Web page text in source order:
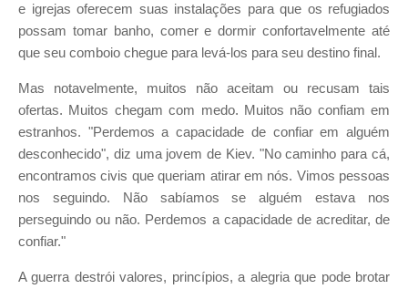
e igrejas oferecem suas instalações para que os refugiados
possam tomar banho, comer e dormir confortavelmente até
que seu comboio chegue para levá-los para seu destino final.
Mas notavelmente, muitos não aceitam ou recusam tais
ofertas. Muitos chegam com medo. Muitos não confiam em
estranhos. "Perdemos a capacidade de confiar em alguém
desconhecido", diz uma jovem de Kiev. "No caminho para cá,
encontramos civis que queriam atirar em nós. Vimos pessoas
nos seguindo. Não sabíamos se alguém estava nos
perseguindo ou não. Perdemos a capacidade de acreditar, de
confiar."
A guerra destrói valores, princípios, a alegria que pode brotar